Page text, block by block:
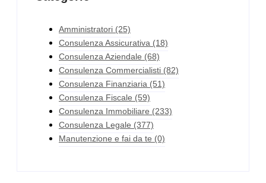
Amministratori (25)
Consulenza Assicurativa (18)
Consulenza Aziendale (68)
Consulenza Commercialisti (82)
Consulenza Finanziaria (51)
Consulenza Fiscale (59)
Consulenza Immobiliare (233)
Consulenza Legale (377)
Manutenzione e fai da te (0)